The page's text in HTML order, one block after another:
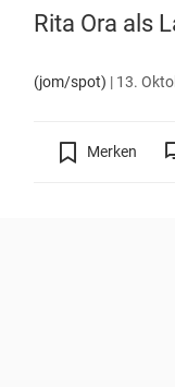
Rita Ora als
(jom/spot) | 13.
Merken